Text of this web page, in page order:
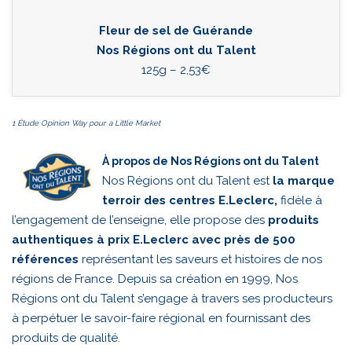
Fleur de sel de Guérande
Nos Régions ont du Talent
125g – 2,53€
1 Étude Opinion Way pour a Little Market
À propos de Nos Régions ont du Talent
Nos Régions ont du Talent est la marque
terroir des centres E.Leclerc, fidèle à
l’engagement de l’enseigne, elle propose des produits
authentiques à prix E.Leclerc avec près de 500
références représentant les saveurs et histoires de nos
régions de France. Depuis sa création en 1999, Nos
Régions ont du Talent s’engage à travers ses producteurs
à perpétuer le savoir-faire régional en fournissant des
produits de qualité.